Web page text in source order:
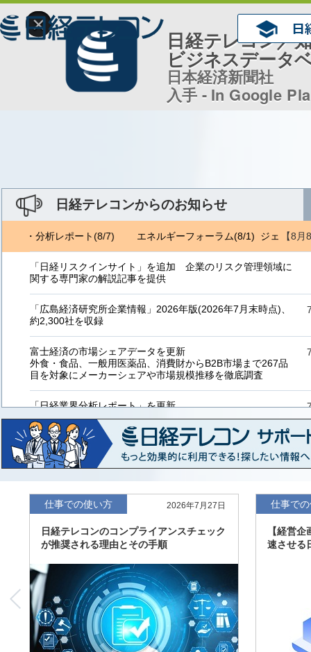
×
日経テレコン／
ビジネスデータ
日本経済新聞社
入手 - In Google
日経テレコンからのお知らせ
【8
域・分析レポート(8/7) エネルギーフォーラム(8/1) ジェトロ地
「日経リスクインサイト」を追加 企業のリスク管理領域に
関する専門家の解説記事を提供
「広島経済研究所企業情報」2026年版(2026年7月末時点)、
約2,300社を収録
富士経済の市場シェアデータを更新
外食・食品、一般用医薬品、消費財からB2B市場まで267品
目を対象にメーカーシェアや市場規模推移を徹底調査
「日経業界分析レポート」を更新
「工業用プラスチック製品」「システムインテグレーター」
など20業界の内容を刷新
「東洋経済海外進出企業情報」の2026年版、約3万6千社を
収録
「東洋経済外資系企業情報」の2026年版、約3,100社を収録
「日経POS情報マーケットレポート」の最新版、10～3月実
績の市場動向を速報
「東洋経済会社四季報」2026年夏号に更新、新たに2027年
度の予想を実施
仕事での使い方 2026年7月27日
日経テレコンのコンプライアンスチェック
が推奨される理由とその手順
仕事で
【経営
速させる